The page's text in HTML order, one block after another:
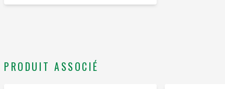
PRODUIT ASSOCIÉ